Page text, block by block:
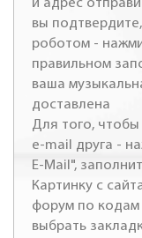
и адрес
вы
роботом -
правильном
ваша
доставлена
Для того, чтобы
e-mail друга -
E-Mail",
Картинку с
форум по кодам
выбрать